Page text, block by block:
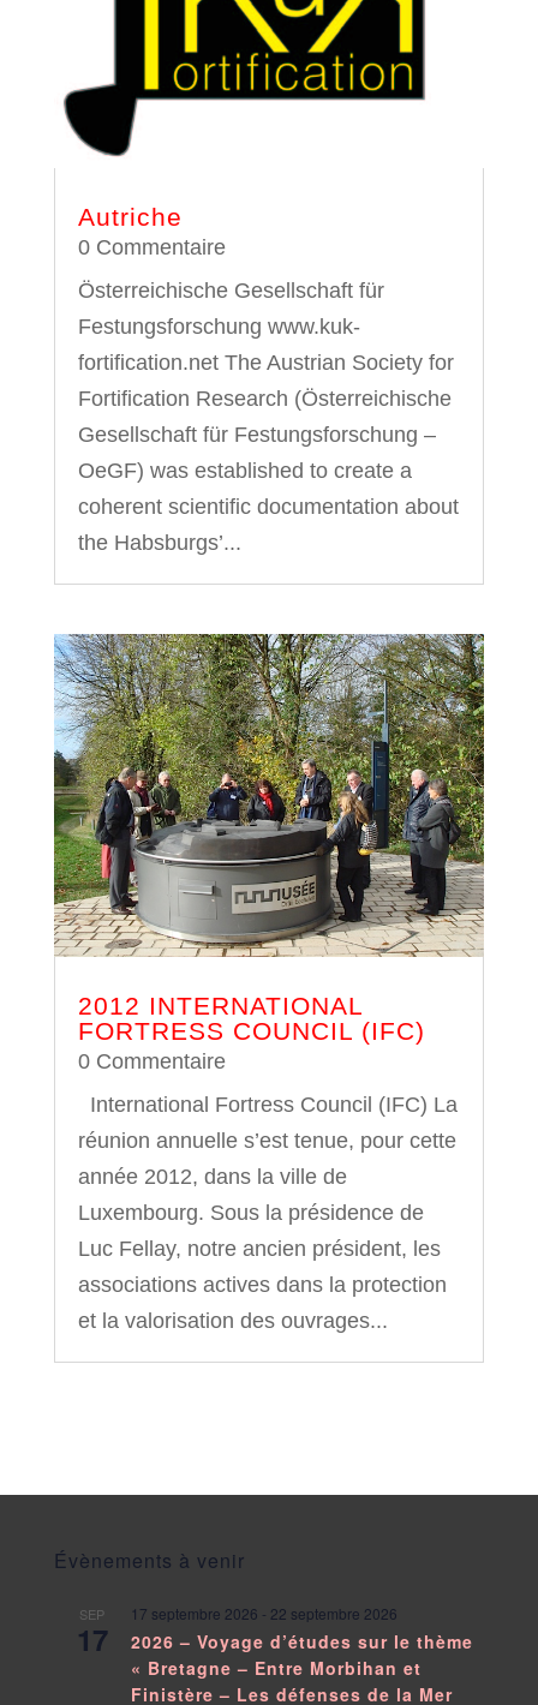
Autriche
0 Commentaire
Österreichische Gesellschaft für
Festungsforschung www.kuk-
fortification.net The Austrian Society for
Fortification Research (Österreichische
Gesellschaft für Festungsforschung –
OeGF) was established to create a
coherent scientific documentation about
the Habsburgs’...
2012 INTERNATIONAL
FORTRESS COUNCIL (IFC)
0 Commentaire
International Fortress Council (IFC) La
réunion annuelle s’est tenue, pour cette
année 2012, dans la ville de
Luxembourg. Sous la présidence de
Luc Fellay, notre ancien président, les
associations actives dans la protection
et la valorisation des ouvrages...
Évènements à venir
SEP
17
17 septembre 2026 - 22 septembre 2026
2026 – Voyage d’études sur le thème
« Bretagne – Entre Morbihan et
Finistère – Les défenses de la Mer